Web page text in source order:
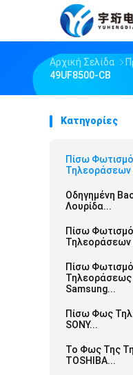
Αρχική Σελίδα
49UF8500-CB
Κατηγορίες
Πίσω
Τηλεοράσεων
Οδηγημένη
Λουρίδα...
Πίσω
Τηλεοράσεων
Πίσω
Τηλεοράσεως
Samsung...
Πίσω Φως
SONY...
Το Φως Της
TOSHIBA...